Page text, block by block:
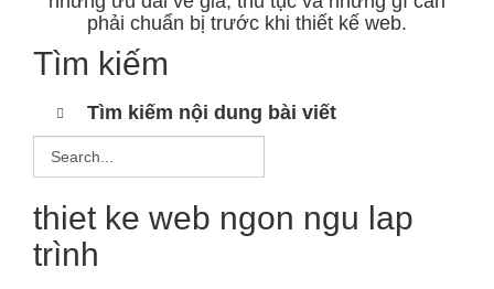
phải chuẩn bị trước khi thiết kế web.
Tìm kiếm
Tìm kiếm nội dung bài viết
thiet ke web ngon ngu lap
trình